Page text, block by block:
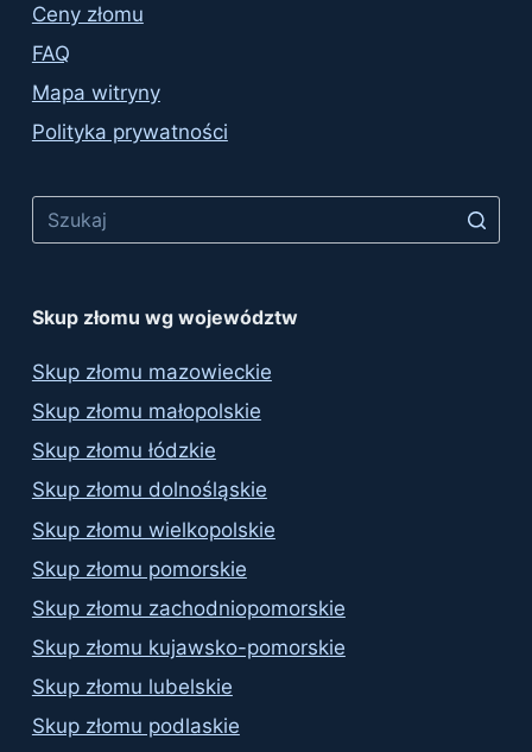
Ceny złomu
FAQ
Mapa witryny
Polityka prywatności
Skup złomu wg województw
Skup złomu mazowieckie
Skup złomu małopolskie
Skup złomu łódzkie
Skup złomu dolnośląskie
Skup złomu wielkopolskie
Skup złomu pomorskie
Skup złomu zachodniopomorskie
Skup złomu kujawsko-pomorskie
Skup złomu lubelskie
Skup złomu podlaskie